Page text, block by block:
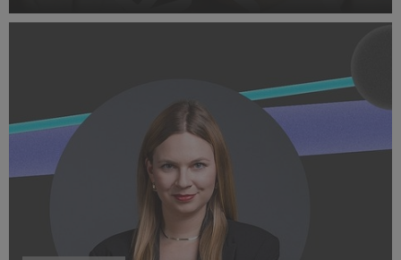
chorób rzadkich, zwrócenie uwagi na problemy pac...